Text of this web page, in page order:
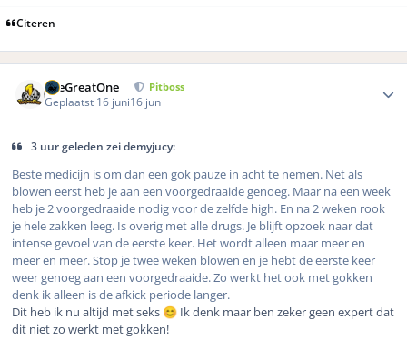
Citeren
TheGreatOne Pitboss
Geplaatst 16 juni16 jun
3 uur geleden zei demyjucy:
Beste medicijn is om dan een gok pauze in acht te nemen. Net als
blowen eerst heb je aan een voorgedraaide genoeg. Maar na een week
heb je 2 voorgedraaide nodig voor de zelfde high. En na 2 weken rook
je hele zakken leeg. Is overig met alle drugs. Je blijft opzoek naar dat
intense gevoel van de eerste keer. Het wordt alleen maar meer en
meer en meer. Stop je twee weken blowen en je hebt de eerste keer
weer genoeg aan een voorgedraaide. Zo werkt het ook met gokken
denk ik alleen is de afkick periode langer.
Dit heb ik nu altijd met seks 😊 Ik denk maar ben zeker geen expert dat
dit niet zo werkt met gokken!